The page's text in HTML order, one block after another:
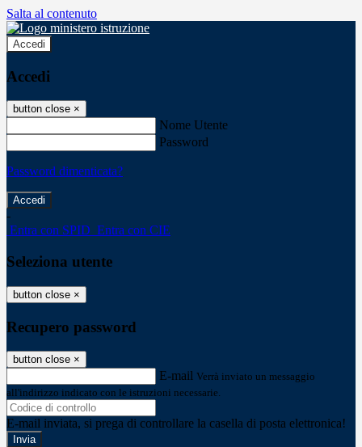
Salta al contenuto
Accedi
Accedi
button close ×
Nome Utente
Password
Password dimenticata?
-
Entra con SPID Entra con CIE
Seleziona utente
button close ×
Recupero password
button close ×
E-mail Verrà inviato un messaggio
all'indirizzo indicato con le istruzioni necessarie.
E-mail inviata, si prega di controllare la casella di posta elettronica!